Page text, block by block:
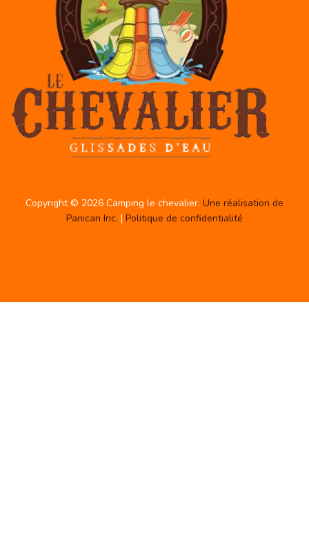
Copyright © 2026 Camping le chevalier. Une réalisation de
Panican Inc. | Politique de confidentialité